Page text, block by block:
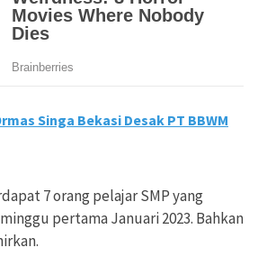
Singa Bekasi Desak PT BBWM
7 orang pelajar SMP yang
pertama Januari 2023. Bahkan